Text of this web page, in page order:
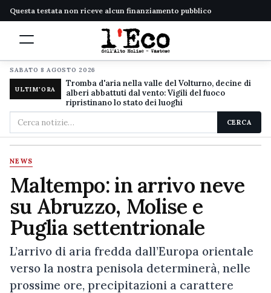
Questa testata non riceve alcun finanziamento pubblico
SABATO 8 AGOSTO 2026
ULTIM'ORA
Tromba d'aria nella valle del Volturno, decine di
alberi abbattuti dal vento: Vigili del fuoco
ripristinano lo stato dei luoghi
Cerca
nel
sito
CERCA
NEWS
Maltempo: in arrivo neve
su Abruzzo, Molise e
Puglia settentrionale
L’arrivo di aria fredda dall’Europa orientale
verso la nostra penisola determinerà, nelle
prossime ore, precipitazioni a carattere